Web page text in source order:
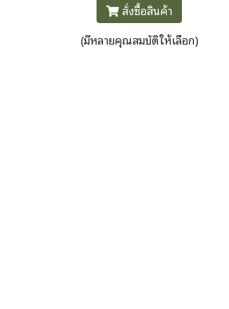
สั่งซื้อสินค้า
(มีหลายคุณสมบัติให้เลือก)